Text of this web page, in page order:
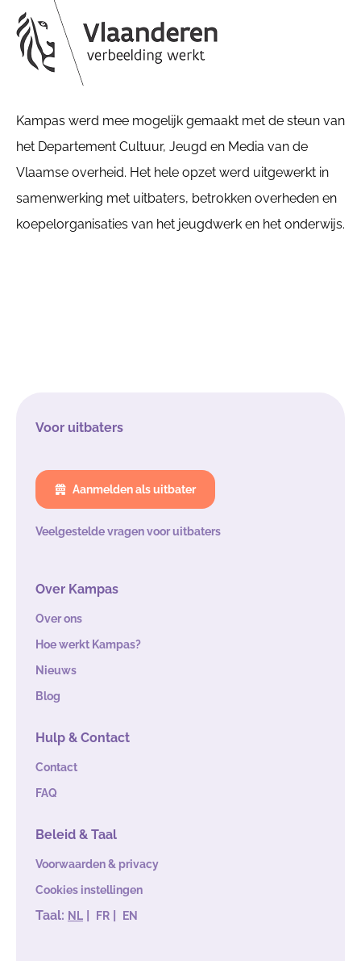
Kampas werd mee mogelijk gemaakt met de steun van
het Departement Cultuur, Jeugd en Media van de
Vlaamse overheid. Het hele opzet werd uitgewerkt in
samenwerking met uitbaters, betrokken overheden en
koepelorganisaties van het jeugdwerk en het onderwijs.
Voor uitbaters
Aanmelden als uitbater
Veelgestelde vragen voor uitbaters
Over Kampas
Over ons
Hoe werkt Kampas?
Nieuws
Blog
Hulp & Contact
Contact
FAQ
Beleid & Taal
Voorwaarden & privacy
Cookies instellingen
Taal: NL | FR | EN